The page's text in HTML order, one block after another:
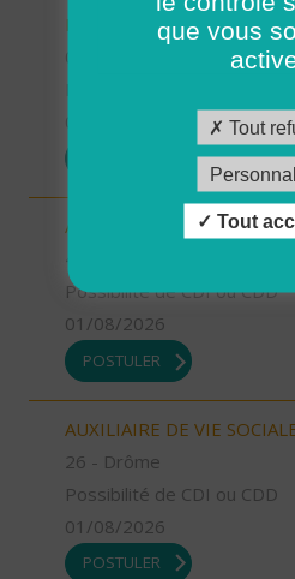
FAMILIALE (H/F)
04 - Alpes-de-Haute-
AIDE A DOMICILE (H/F)
Possibilité de CDI ou CDD
01/08/2026
POSTULER
AUXILIAIRE DE VIE
26 - Drôme
Possibilité de CDI ou CDD
01/08/2026
POSTULER
que vous
Tout
Tout